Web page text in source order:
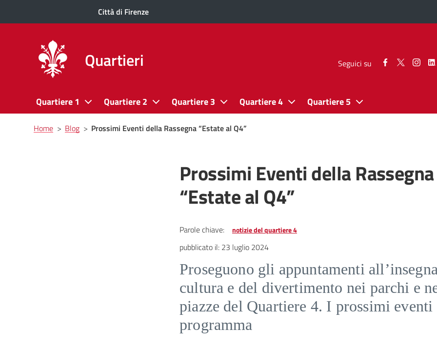
Città di Firenze
Quartieri Seguici su
Seguici Seguici
Quartiere 1 Quartiere 2 Quartiere 3 Quartiere 4 Quartiere 5
Briciole
di
Home> Blog> Prossimi Eventi della Rassegna “Estate al Q4”
Prossimi Eventi della Rassegna
“Estate al Q4”
Parole chiave: notizie del quartiere 4
pubblicato il: 23 luglio 2024
Proseguono gli appuntamenti
cultura e del divertimento nei parchi e
piazze del Quartiere 4. I prossimi eventi
programma